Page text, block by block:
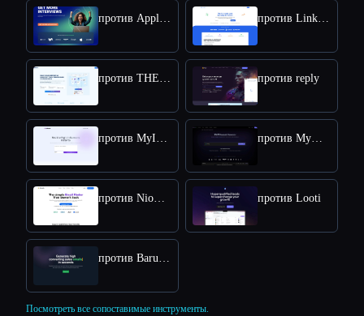
против ApplyPass против LinkDR
против THEO: Context-aware Strategic Co-Pilot против reply
против MyInfluencer против MyMap.AI Swot Analysis Generator
против NioLeads против Looti
против BaruaAI
Посмотреть все сопоставимые инструменты.